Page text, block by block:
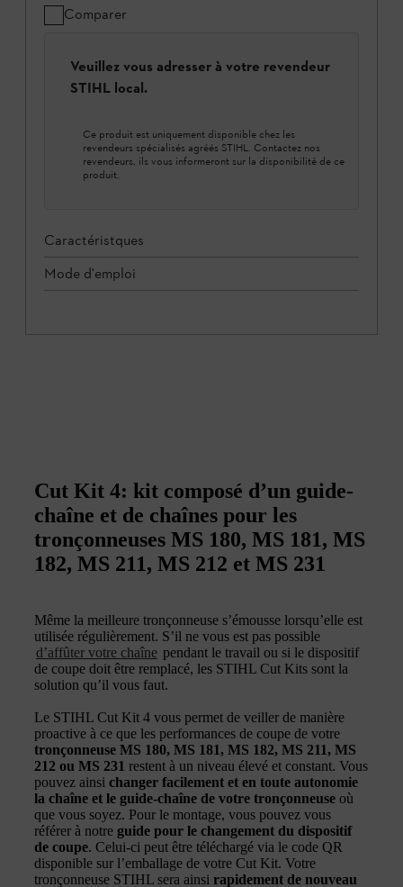
Comparer
Veuillez vous adresser à votre revendeur
STIHL local.
Ce produit est uniquement disponible chez les
revendeurs spécialisés agréés STIHL. Contactez nos
revendeurs, ils vous informeront sur la disponibilité de ce
produit.
Caractéristques
Mode d'emploi
Cut Kit 4: kit composé d’un guide-
chaîne et de chaînes pour les
tronçonneuses MS 180, MS 181, MS
182, MS 211, MS 212 et MS 231
Même la meilleure tronçonneuse s’émousse lorsqu’elle est
utilisée régulièrement. S’il ne vous est pas possible
d’affûter votre chaîne pendant le travail ou si le dispositif
de coupe doit être remplacé, les STIHL Cut Kits sont la
solution qu’il vous faut.
Le STIHL Cut Kit 4 vous permet de veiller de manière
proactive à ce que les performances de coupe de votre
tronçonneuse MS 180, MS 181, MS 182, MS 211, MS
212 ou MS 231 restent à un niveau élevé et constant. Vous
pouvez ainsi changer facilement et en toute autonomie
la chaîne et le guide-chaîne de votre tronçonneuse où
que vous soyez. Pour le montage, vous pouvez vous
référer à notre guide pour le changement du dispositif
de coupe. Celui-ci peut être téléchargé via le code QR
disponible sur l’emballage de votre Cut Kit. Votre
tronçonneuse STIHL sera ainsi rapidement de nouveau